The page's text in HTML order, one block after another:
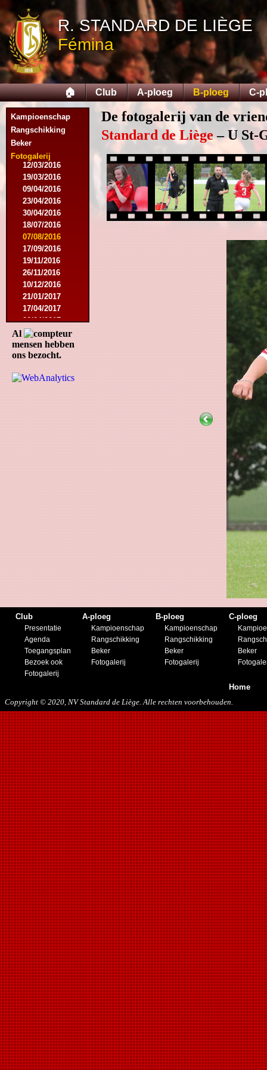
R. STANDARD DE LIÈGE
Fémina
🏠 Club A-ploeg B-ploeg C-
Kampioenschap
Rangschikking
Beker
Fotogalerij
14/02/2015
21/02/2015
18/04/2015
22/04/2015
09/05/2015
20/07/2015
01/08/2015
11/08/2015
29/08/2015
05/09/2015
11/11/2015
28/11/2015
27/02/2016
12/03/2016
19/03/2016
09/04/2016
23/04/2016
30/04/2016
18/07/2016
07/08/2016
17/09/2016
19/11/2016
26/11/2016
10/12/2016
21/01/2017
17/04/2017
22/04/2017
16/08/2017
12/05/2018
25/05/2018
04/05/2019
Al
mensen hebben
ons bezocht.
De fotogalerij van de
Standard de Liège– U St-
Club
Presentatie
Agenda
Toegangsplan
Bezoek ook
Fotogalerij
A-ploeg
Kampioenschap
Rangschikking
Beker
Fotogalerij
B-ploeg
Kampioenschap
Rangschikking
Beker
Fotogalerij
C-ploeg
Beker
Home
Copyright © 2020, NV Standard de Liège. Alle rechten voorbehouden.